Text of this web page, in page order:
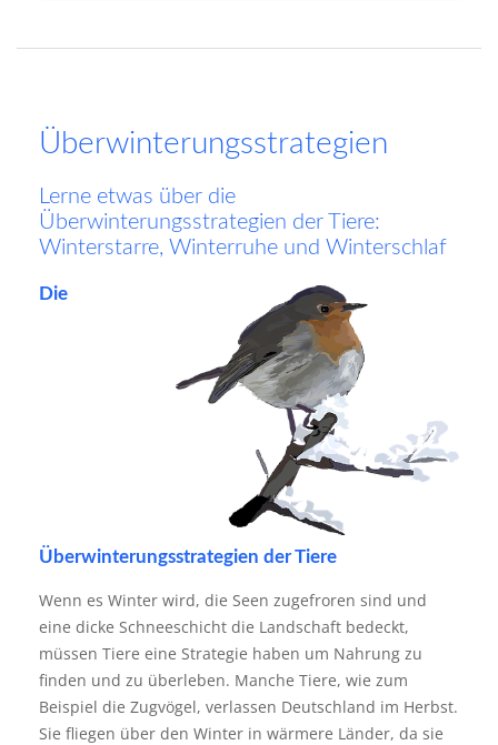
Überwinterungsstrategien
Lerne etwas über die
Überwinterungsstrategien der Tiere:
Winterstarre, Winterruhe und Winterschlaf
Die
Überwinterungsstrategien der Tiere
Wenn es Winter wird, die Seen zugefroren sind und
eine dicke Schneeschicht die Landschaft bedeckt,
müssen Tiere eine Strategie haben um Nahrung zu
finden und zu überleben. Manche Tiere, wie zum
Beispiel die Zugvögel, verlassen Deutschland im Herbst.
Sie fliegen über den Winter in wärmere Länder, da sie